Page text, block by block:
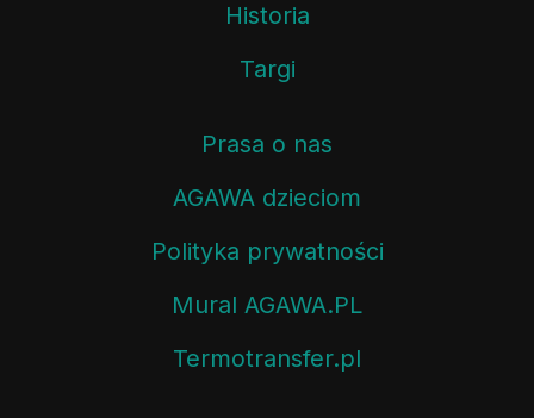
Historia
Targi
Prasa o nas
AGAWA dzieciom
Polityka prywatności
Mural AGAWA.PL
Termotransfer.pl